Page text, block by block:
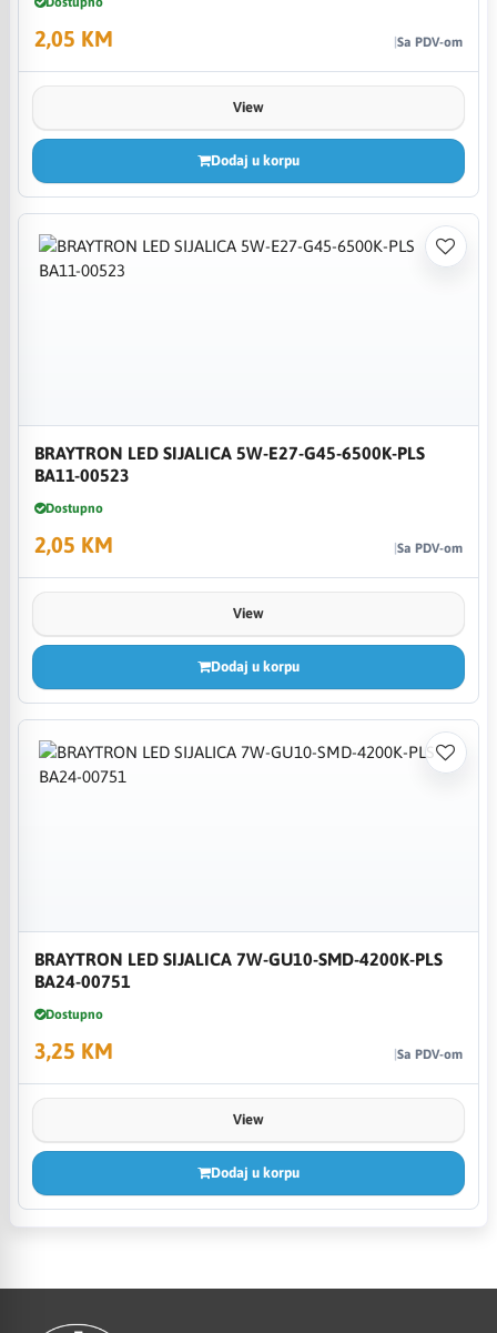
2,05 KM Sa PDV-om
View
Dodaj u korpu
BRAYTRON LED SIJALICA 5W-E27-G45-6500K-PLS
BA11-00523
Dostupno
2,05 KM Sa PDV-om
View
Dodaj u korpu
BRAYTRON LED SIJALICA 7W-GU10-SMD-4200K-PLS
BA24-00751
Dostupno
3,25 KM Sa PDV-om
View
Dodaj u korpu